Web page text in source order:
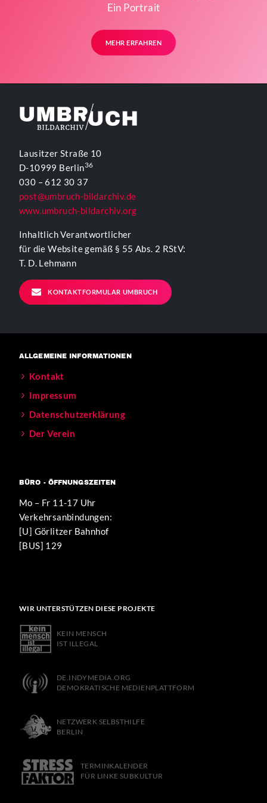
Ein Portrait
MEHR ERFAHREN
Lausitzer Straße 10
D-10999 Berlin36
030 – 612 30 37
post@umbruch-bildarchiv.de
www.umbruch-bildarchiv.org
Inhaltlich Verantwortlicher
für die Website gemäß § 55 Abs. 2 RStV:
T. D. Lehmann
KONTAKTFORMULAR UMBRUCH
ALLGEMEINE INFORMATIONEN
Kontakt
Impressum
Datenschutzerklärung
Der Verein
BÜRO - ÖFFNUNGSZEITEN
Mo – Fr 11-17 Uhr
Verkehrsanbindungen:
[U] Görlitzer Bahnhof
[BUS] 129
WIR UNTERSTÜTZEN DIESE PROJEKTE
KEIN MENSCH
IST ILLEGAL
DE.INDYMEDIA.ORG
DEMOKRATISCHE MEDIENPLATTFORM
NETZWERK SELBSTHILFE
BERLIN
TERMINKALENDER
FÜR LINKE SUBKULTUR